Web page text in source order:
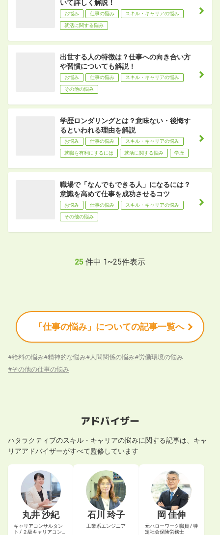
いて詳しく解説！
お悩み 仕事の悩み スキル・キャリアの悩み
就活に関する悩み
出世する人の特徴は？仕事への向き合い方
や習慣についても解説！
お悩み 仕事の悩み スキル・キャリアの悩み
その他の悩み
学歴ロンダリングとは？意味ない・後悔す
るといわれる理由を解説
お悩み 仕事の悩み スキル・キャリアの悩み
就職を有利にするには 就活に関する悩み 学歴
職場で「なんでもできる人」になるには？
意識を高めて仕事を成功させるコツ
お悩み 仕事の悩み スキル・キャリアの悩み
その他の悩み
25 件中 1~25件表示
「仕事の悩み」についての記事一覧へ
#給料の悩み#精神的な悩み#人間関係の悩み#労働環境の悩み
#その他の仕事の悩み
アドバイザー
ハタラクティブのスキル・キャリアの悩みに関する記事は、キャ
リアアドバイザーがすべて監修しています
丸井 沙紀
キャリアコンサルタン
ト / ２級キャリアコンサ
石川 玲子
工業系エンジニア
岡 佳伸
元ハローワーク職員 / 特
定社会保険労務士